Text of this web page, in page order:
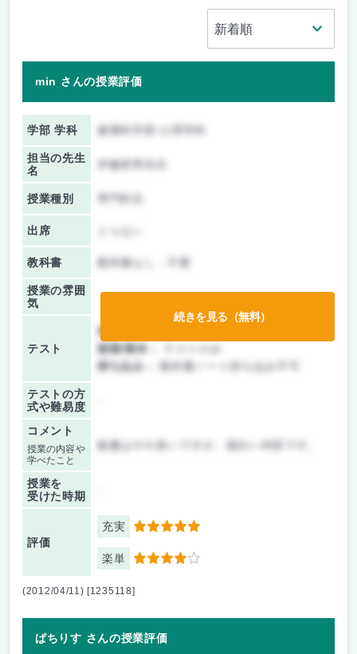
min さんの授業評価
学部 学科 健康科学部 心理学科
担当の先生
名
伊藤君男先生
授業種別
出席
教科書 教科書なし・不要
授業の雰囲
気
テスト
前期/中間：
後期/期末：
持ち込み：
教科書ノート持ち込み不可
テストの方
式や難易度
コメント
授業の内容や
学べたこと
板書はやや多いですが、面白い内容です。
授業を
受けた時期
評価
充実 5
楽単 4
続きを見る（無料）
(2012/04/11) [1235118]
ぱちりす さんの授業評価